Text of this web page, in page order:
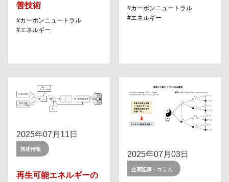
善技術
カーボンニュートラル
エネルギー
カーボンニュートラル
エネルギー
2025年07月11日
技術情報
再生可能エネルギーの
2025年07月03日
企画記事・コラム